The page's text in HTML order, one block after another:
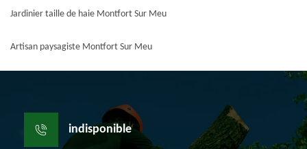
Jardinier taille de haie Montfort Sur Meu
Artisan paysagiste Montfort Sur Meu
indisponible